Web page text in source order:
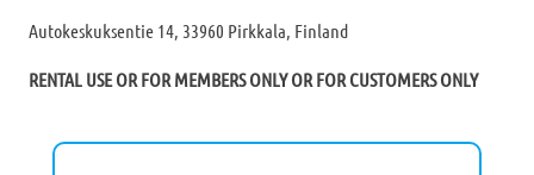
Autokeskuksentie 14, 33960 Pirkkala, Finland
RENTAL USE OR FOR MEMBERS ONLY OR FOR CUSTOMERS ONLY